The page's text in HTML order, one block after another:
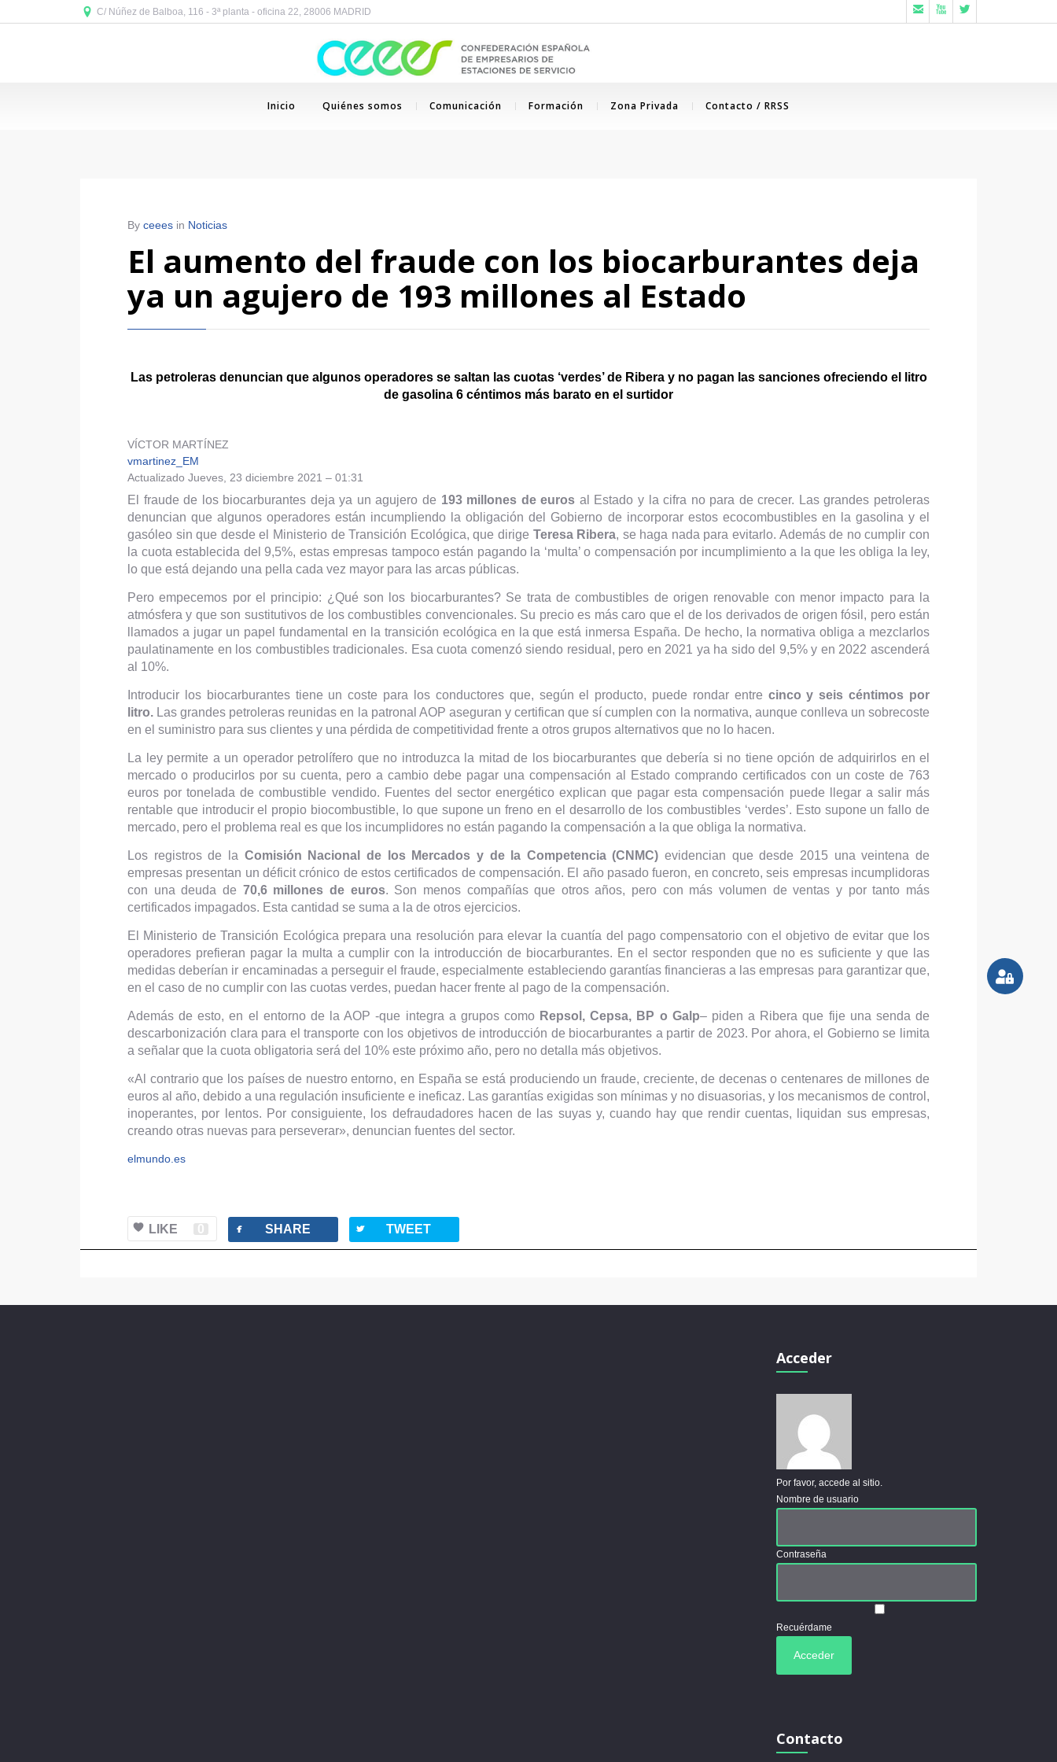
C/ Núñez de Balboa, 116 - 3ª planta - oficina 22, 28006 MADRID   
Inicio Quiénes somos Comunicación Formación Zona Privada Contacto / RRSS
By ceees in Noticias
El aumento del fraude con los biocarburantes deja
ya un agujero de 193 millones al Estado
Las petroleras denuncian que algunos operadores se saltan las cuotas ‘verdes’ de Ribera y no pagan las sanciones ofreciendo el litro
de gasolina 6 céntimos más barato en el surtidor
VÍCTOR MARTÍNEZ
vmartinez_EM
Actualizado Jueves, 23 diciembre 2021 – 01:31
El fraude de los biocarburantes deja ya un agujero de 193 millones de euros al Estado y la cifra no para de crecer. Las grandes petroleras
denuncian que algunos operadores están incumpliendo la obligación del Gobierno de incorporar estos ecocombustibles en la gasolina y el
gasóleo sin que desde el Ministerio de Transición Ecológica, que dirige Teresa Ribera, se haga nada para evitarlo. Además de no cumplir con
la cuota establecida del 9,5%, estas empresas tampoco están pagando la ‘multa’ o compensación por incumplimiento a la que les obliga la ley,
lo que está dejando una pella cada vez mayor para las arcas públicas.
Pero empecemos por el principio: ¿Qué son los biocarburantes? Se trata de combustibles de origen renovable con menor impacto para la
atmósfera y que son sustitutivos de los combustibles convencionales. Su precio es más caro que el de los derivados de origen fósil, pero están
llamados a jugar un papel fundamental en la transición ecológica en la que está inmersa España. De hecho, la normativa obliga a mezclarlos
paulatinamente en los combustibles tradicionales. Esa cuota comenzó siendo residual, pero en 2021 ya ha sido del 9,5% y en 2022 ascenderá
al 10%.
Introducir los biocarburantes tiene un coste para los conductores que, según el producto, puede rondar entre cinco y seis céntimos por
litro. Las grandes petroleras reunidas en la patronal AOP aseguran y certifican que sí cumplen con la normativa, aunque conlleva un sobrecoste
en el suministro para sus clientes y una pérdida de competitividad frente a otros grupos alternativos que no lo hacen.
La ley permite a un operador petrolífero que no introduzca la mitad de los biocarburantes que debería si no tiene opción de adquirirlos en el
mercado o producirlos por su cuenta, pero a cambio debe pagar una compensación al Estado comprando certificados con un coste de 763
euros por tonelada de combustible vendido. Fuentes del sector energético explican que pagar esta compensación puede llegar a salir más
rentable que introducir el propio biocombustible, lo que supone un freno en el desarrollo de los combustibles ‘verdes’. Esto supone un fallo de
mercado, pero el problema real es que los incumplidores no están pagando la compensación a la que obliga la normativa.
Los registros de la Comisión Nacional de los Mercados y de la Competencia (CNMC) evidencian que desde 2015 una veintena de
empresas presentan un déficit crónico de estos certificados de compensación. El año pasado fueron, en concreto, seis empresas incumplidoras
con una deuda de 70,6 millones de euros. Son menos compañías que otros años, pero con más volumen de ventas y por tanto más
certificados impagados. Esta cantidad se suma a la de otros ejercicios.
El Ministerio de Transición Ecológica prepara una resolución para elevar la cuantía del pago compensatorio con el objetivo de evitar que los
operadores prefieran pagar la multa a cumplir con la introducción de biocarburantes. En el sector responden que no es suficiente y que las
medidas deberían ir encaminadas a perseguir el fraude, especialmente estableciendo garantías financieras a las empresas para garantizar que,
en el caso de no cumplir con las cuotas verdes, puedan hacer frente al pago de la compensación.
Además de esto, en el entorno de la AOP -que integra a grupos como Repsol, Cepsa, BP o Galp– piden a Ribera que fije una senda de
descarbonización clara para el transporte con los objetivos de introducción de biocarburantes a partir de 2023. Por ahora, el Gobierno se limita
a señalar que la cuota obligatoria será del 10% este próximo año, pero no detalla más objetivos.
«Al contrario que los países de nuestro entorno, en España se está produciendo un fraude, creciente, de decenas o centenares de millones de
euros al año, debido a una regulación insuficiente e ineficaz. Las garantías exigidas son mínimas y no disuasorias, y los mecanismos de control,
inoperantes, por lentos. Por consiguiente, los defraudadores hacen de las suyas y, cuando hay que rendir cuentas, liquidan sus empresas,
creando otras nuevas para perseverar», denuncian fuentes del sector.
elmundo.es
LIKE 0 facebook SHARE twitterbird TWEET
Acceder
Por favor, accede al sitio.
Nombre de usuario
Contraseña
Recuérdame
Contacto